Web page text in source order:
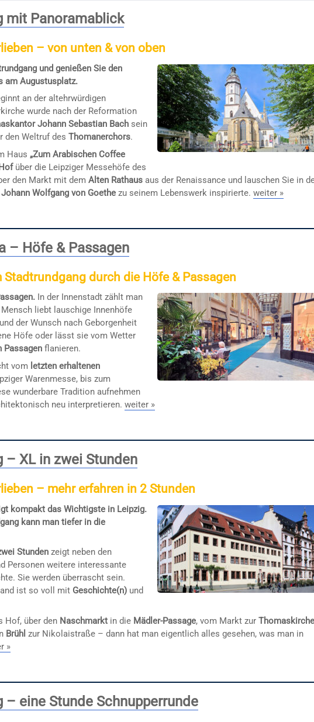
mit Panoramablick
– von unten & von oben
und genießen Sie den
am Augustusplatz.
an der altehrwürdigen
wurde nach der Reformation
Johann Sebastian Bach sein
den Weltruf desThomanerchors.
Haus „Zum Arabischen Coffee
über die Leipziger Messehöfe des
den Markt mit demAlten Rathaus aus der Renaissance und lauschen Sie in
Johann Wolfgang von Goethe zu seinem Lebenswerk inspirierte.weiter »
– Höfe & Passagen
durch die Höfe & Passagen
In der Innenstadt zählt man
Mensch liebt lauschige Innenhöfe
der Wunsch nach Geborgenheit
Höfe oder lässt sie vom Wetter
Passagen flanieren.
vom letzten erhaltenen
Warenmesse, bis zum
wunderbare Tradition aufnehmen
neu interpretieren.weiter »
– XL in zwei Stunden
– mehr erfahren in 2 Stunden
kompakt das Wichtigste in Leipzig.
kann man tiefer in die
Stunden zeigt neben den
Personen weitere interessante
Sie werden überrascht sein.
ist so voll mit Geschichte(n) und
Hof, über den Naschmarkt in die Mädler-Passage, vom Markt zur
Brühl zur Nikolaistraße – dann hat man eigentlich alles gesehen, was man in
»
eine Stunde Schnupperrunde